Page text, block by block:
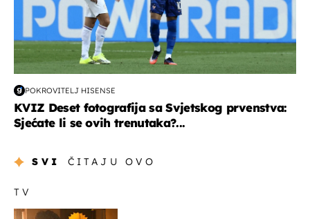
POKROVITELJ HISENSE
KVIZ Deset fotografija sa Svjetskog prvenstva:
Sjećate li se ovih trenutaka?...
SVI ČITAJU OVO
TV